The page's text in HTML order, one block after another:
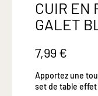
CUIR EN
GALET
7,99 €
Apportez une
set de table